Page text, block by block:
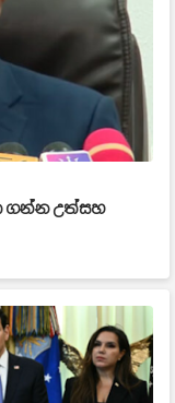
ගන්න උත්සහ